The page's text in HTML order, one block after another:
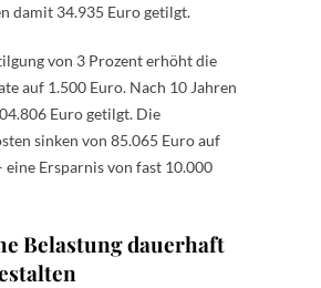
damit 34.935 Euro getilgt.
von 3 Prozent erhöht die
auf 1.500 Euro. Nach 10 Jahren
Euro getilgt. Die
sinken von 85.065 Euro auf
eine Ersparnis von fast 10.000
Belastung dauerhaft